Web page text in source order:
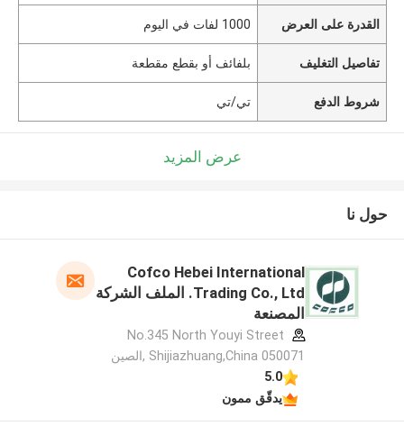
القدرة على العرض 1000 لفات في اليوم
تفاصيل التغليف بلفائف أو بقطع مقطعة
شروط الدفع تي/تي
عرض المزيد
حول نا
Cofco Hebei International
Trading Co., Ltd. الملف الشركة
المصنعة
No.345 North Youyi Street
Shijiazhuang,China 050071 ,الصين
5.0
يدقّق ممون